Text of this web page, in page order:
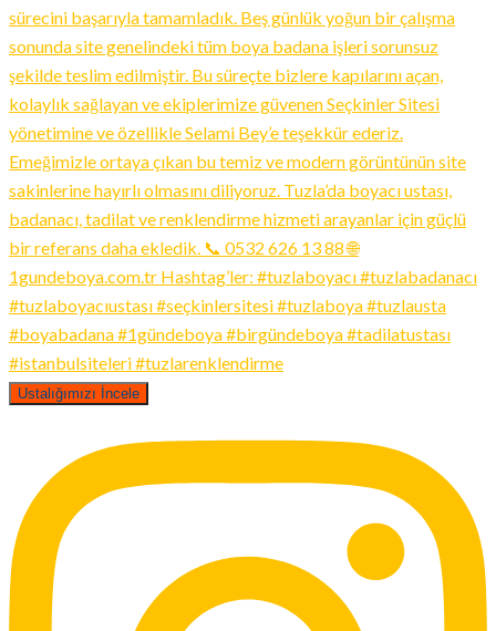
Ustalığımızı İncele